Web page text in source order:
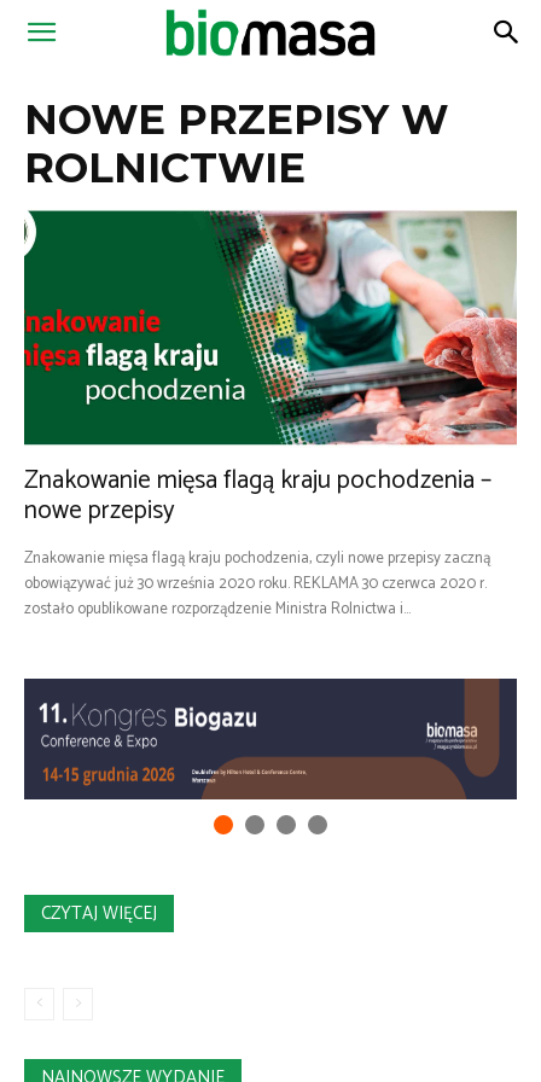
Magazyn
NOWE PRZEPISY W
ROLNICTWIE
Znakowanie mięsa flagą kraju pochodzenia –
nowe przepisy
Znakowanie mięsa flagą kraju pochodzenia, czyli nowe przepisy zaczną
obowiązywać już 30 września 2020 roku. REKLAMA 30 czerwca 2020 r.
zostało opublikowane rozporządzenie Ministra Rolnictwa i...
CZYTAJ WIĘCEJ